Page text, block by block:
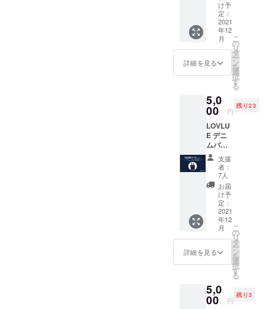
をご記
入くだ
さい。
（※ニッ
クネー
ム可）
セージ
付きの
ポスト
カード
●LOVL
UEオ
フィ
シャル
してい
ただい
た方の
名前 ※
支援
時、必
ず備考
欄にご
希望の
お名前
をご記
入くだ
さい。
（※ニッ
クネー
ム可）
け予
定：
2021
年12
月
詳細を見る
こ
の
リ
タ
ー
ン
を
選
択
す
る
5,0
00 円
残り23
LOVLU
E デニ
ムバッ
グ
[Navy]
✔︎ やわ
らかい
13ozデ
ニム素
材 ✔︎ ユ
ニセッ
クス ✔︎
A4サイ
ズ・
ノート
可能 ✔︎
タオル
や着替
支援
者：
7人
お届
け予
定：
2021
年12
月
詳細を見る
こ
の
リ
タ
ー
ン
を
選
択
す
る
5,0
00 円
残り3